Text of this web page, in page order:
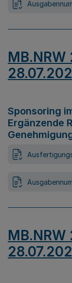
Sponsoring
Ergänzende